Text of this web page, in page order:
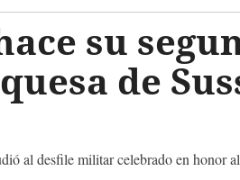
su
de
al desfile militar celebrado en honor